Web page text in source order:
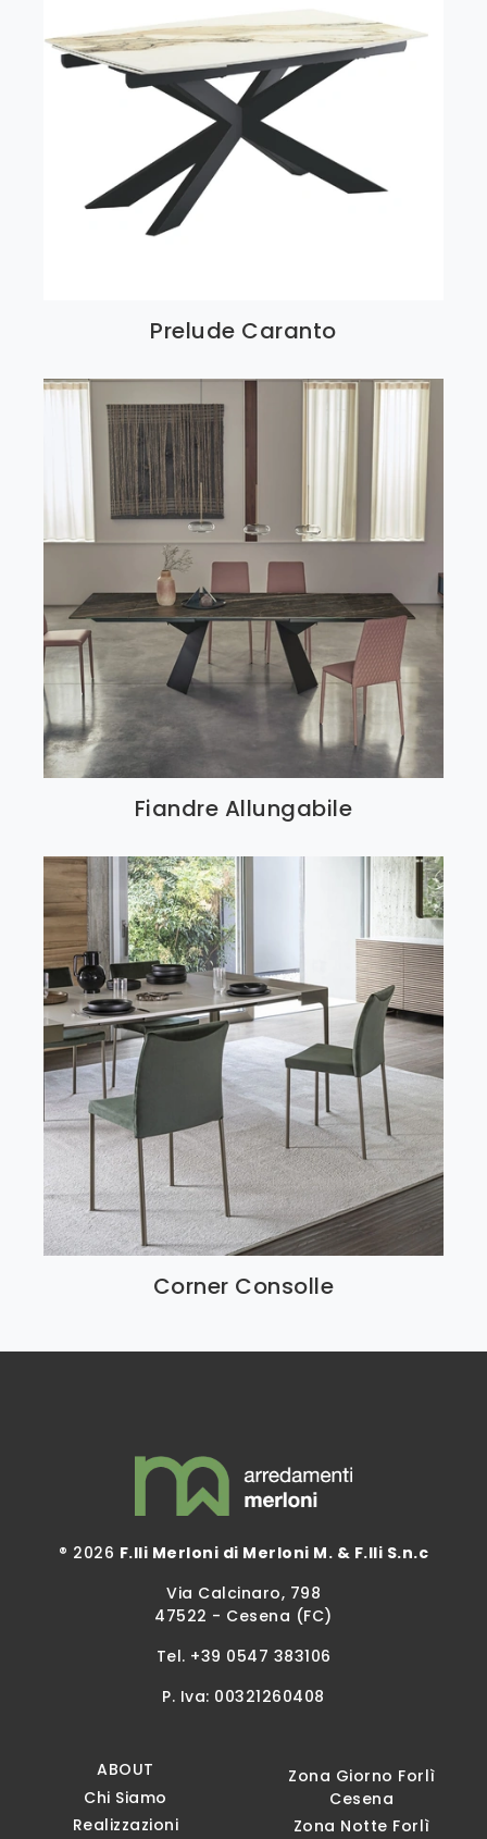
Prelude Caranto
Fiandre Allungabile
Corner Consolle
® 2026 F.lli Merloni di Merloni M. & F.lli S.n.c
Via Calcinaro, 798
47522 - Cesena (FC)
Tel. +39 0547 383106
P. Iva: 00321260408
ABOUT
Chi Siamo
Realizzazioni
Zona Giorno Forlì
Cesena
Zona Notte Forlì